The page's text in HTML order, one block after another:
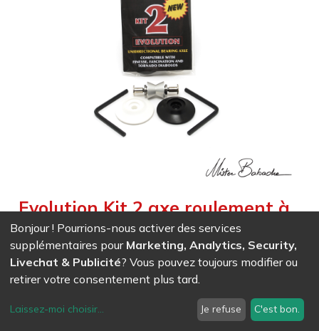
Evolution Kit 2 axe roulement à
billes Finesse - Tornado -
Fascination
unidirectionnel : une aide
pour l’apprentissage (écoles), les figures compliquées et la
Bonjour ! Pourrions-nous activer des services
supplémentaires pour Marketing, Analytics, Security,
Livechat & Publicité? Vous pouvez toujours modifier ou
retirer votre consentement plus tard.
Laissez-moi choisir... Je refuse C'est bon.